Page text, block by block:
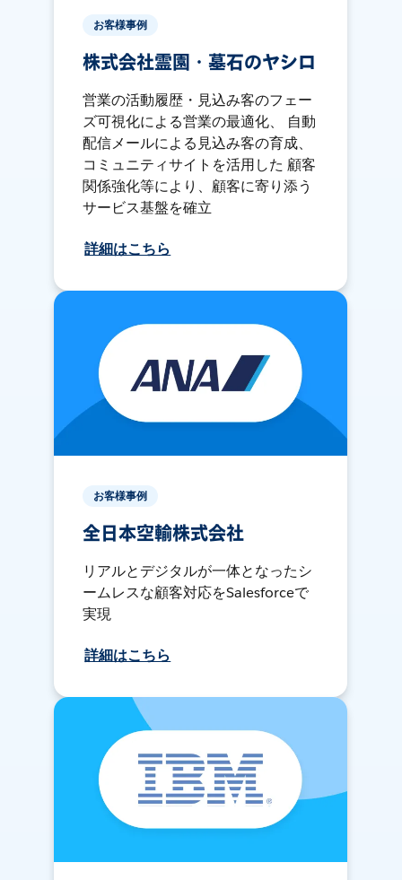
お客様事例
株式会社霊園・墓石のヤシロ
営業の活動履歴・見込み客のフェー
ズ可視化による営業の最適化、 自動
配信メールによる見込み客の育成、
コミュニティサイトを活用した 顧客
関係強化等により、顧客に寄り添う
サービス基盤を確立
詳細はこちら
お客様事例
全日本空輸株式会社
リアルとデジタルが一体となったシ
ームレスな顧客対応をSalesforceで
実現
詳細はこちら